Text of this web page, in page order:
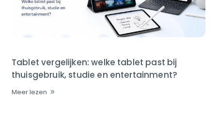
Tablet vergelijken: welke tablet past bij
thuisgebruik, studie en entertainment?
Meer lezen